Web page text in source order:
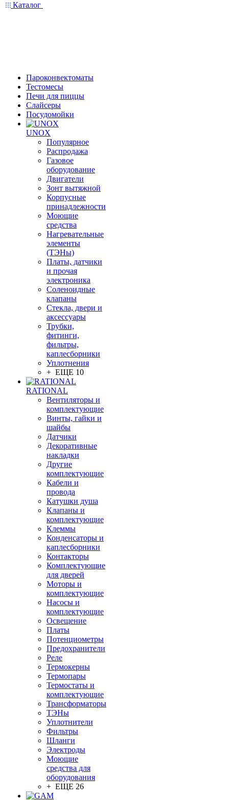
Каталог
Пароконвектоматы
Тестомесы
Печи для пиццы
Слайсеры
Посудомойки
UNOX
Популярное
Распродажа
Газовое
оборудование
Двигатели
Зонт вытяжной
Корпусные
принадлежности
Моющие
средства
Нагревательные
элементы
(ТЭНы)
Платы, датчики
и прочая
электроника
Соленоидные
клапаны
Стекла, двери и
аксессуары
Трубки,
фитинги,
фильтры,
каплесборники
Уплотнения
+ ЕЩЕ 10
RATIONAL
Вентиляторы и
комплектующие
Винты, гайки и
шайбы
Датчики
Декоративные
накладки
Другие
комплектующие
Кабели и
провода
Катушки душа
Клапаны и
комплектующие
Клеммы
Конденсаторы и
каплесборники
Контакторы
Комплектующие
для дверей
Моторы и
комплектующие
Насосы и
комплектующие
Освещение
Платы
Потенциометры
Предохранители
Реле
Термокерны
Термопары
Термостаты и
комплектующие
Трансформаторы
ТЭНы
Уплотнители
Фильтры
Шланги
Электроды
Моющие
средства для
оборудования
+ ЕЩЕ 26